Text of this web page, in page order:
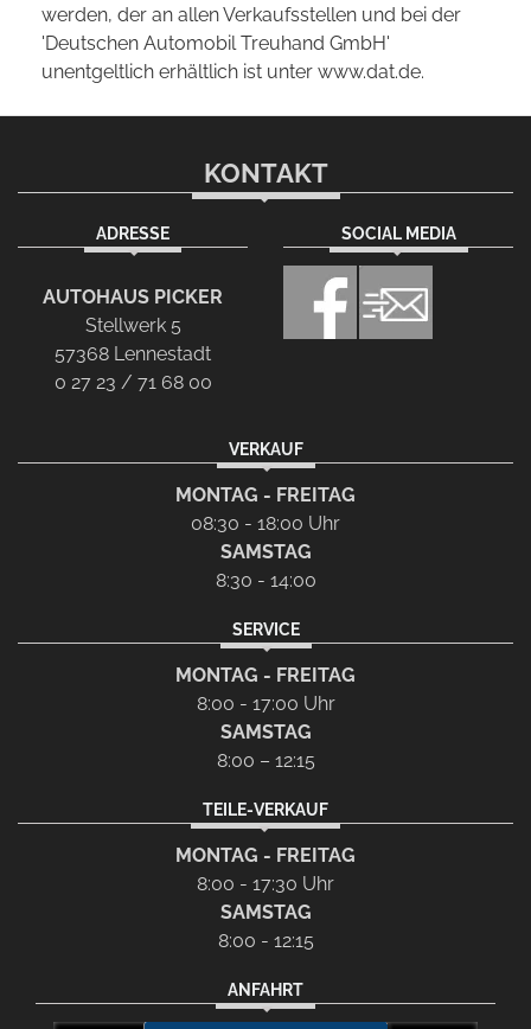
werden, der an allen Verkaufsstellen und bei der
'Deutschen Automobil Treuhand GmbH'
unentgeltlich erhältlich ist unter www.dat.de.
KONTAKT
ADRESSE
AUTOHAUS PICKER
Stellwerk 5
57368 Lennestadt
0 27 23 / 71 68 00
SOCIAL MEDIA
VERKAUF
MONTAG - FREITAG
08:30 - 18:00 Uhr
SAMSTAG
8:30 - 14:00
SERVICE
MONTAG - FREITAG
8:00 - 17:00 Uhr
SAMSTAG
8:00 – 12:15
TEILE-VERKAUF
MONTAG - FREITAG
8:00 - 17:30 Uhr
SAMSTAG
8:00 - 12:15
ANFAHRT